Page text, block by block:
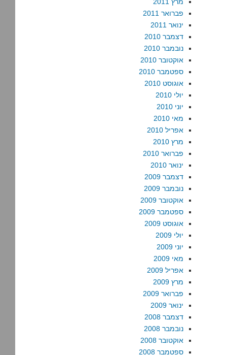
פברואר 2011
ינואר 2011
דצמבר 2010
נובמבר 2010
אוקטובר 2010
ספטמבר 2010
אוגוסט 2010
יולי 2010
יוני 2010
מאי 2010
אפריל 2010
מרץ 2010
פברואר 2010
ינואר 2010
דצמבר 2009
נובמבר 2009
אוקטובר 2009
ספטמבר 2009
אוגוסט 2009
יולי 2009
יוני 2009
מאי 2009
אפריל 2009
מרץ 2009
פברואר 2009
ינואר 2009
דצמבר 2008
נובמבר 2008
אוקטובר 2008
ספטמבר 2008